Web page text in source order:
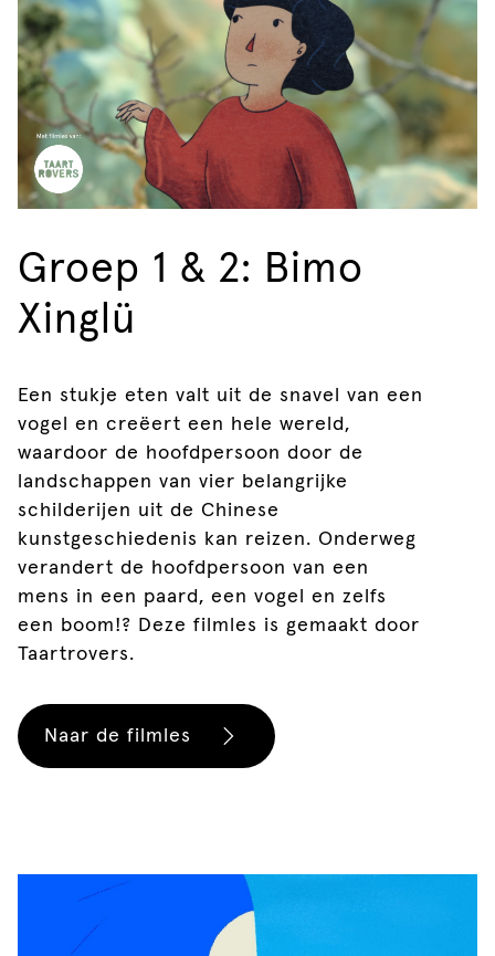
Groep 1 & 2: Bimo
Xinglü
Een stukje eten valt uit de snavel van een
vogel en creëert een hele wereld,
waardoor de hoofdpersoon door de
landschappen van vier belangrijke
schilderijen uit de Chinese
kunstgeschiedenis kan reizen. Onderweg
verandert de hoofdpersoon van een
mens in een paard, een vogel en zelfs
een boom!? Deze filmles is gemaakt door
Taartrovers.
Naar de filmles